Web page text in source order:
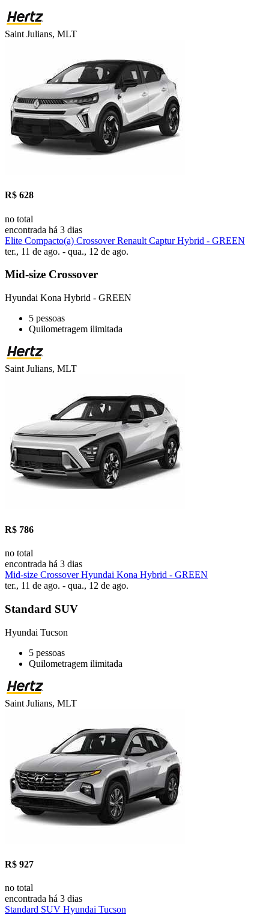
Saint Julians, MLT
R$ 628
no total
encontrada há 3 dias
Elite Compacto(a) Crossover Renault Captur Hybrid - GREEN
ter., 11 de ago. - qua., 12 de ago.
Mid-size Crossover
Hyundai Kona Hybrid - GREEN
5 pessoas
Quilometragem ilimitada
Saint Julians, MLT
R$ 786
no total
encontrada há 3 dias
Mid-size Crossover Hyundai Kona Hybrid - GREEN
ter., 11 de ago. - qua., 12 de ago.
Standard SUV
Hyundai Tucson
5 pessoas
Quilometragem ilimitada
Saint Julians, MLT
R$ 927
no total
encontrada há 3 dias
Standard SUV Hyundai Tucson